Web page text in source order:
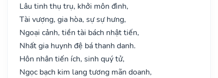
Lâu tinh thụ trụ, khởi môn đình,
Tài vượng, gia hòa, sự sự hưng,
Ngoại cảnh, tiền tài bách nhật tiến,
Nhất gia huynh đệ bá thanh danh.
Hôn nhân tiến ích, sinh quý tử,
Ngọc bạch kim lang tương mãn doanh,